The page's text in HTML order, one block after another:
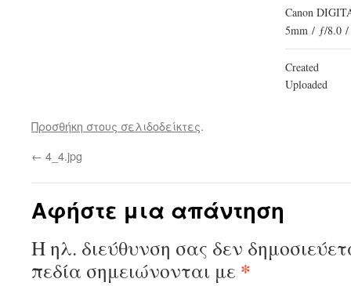
Canon
5mm / ƒ/8.0 /
Created
Uploaded
Προσθήκη στους σελιδοδείκτες.
← 4_4.jpg
Αφήστε μια απάντηση
Η ηλ. διεύθυνση σας δεν
πεδία σημειώνονται με *